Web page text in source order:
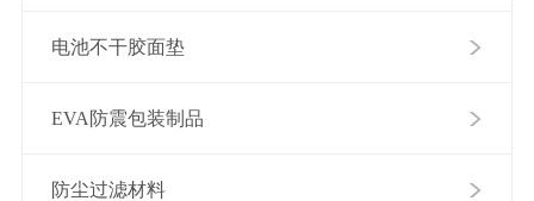
电池不干胶面垫
EVA防震包装制品
防尘过滤材料